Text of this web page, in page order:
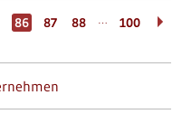
86 87 88 … 100